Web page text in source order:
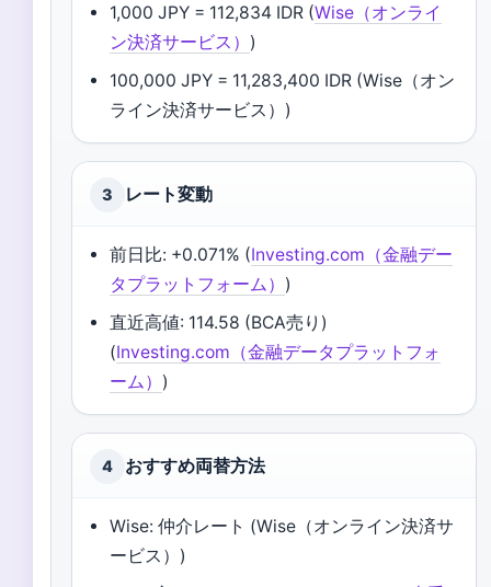
1,000 JPY = 112,834 IDR (Wise（オンライ
ン決済サービス） )
100,000 JPY = 11,283,400 IDR (Wise（オン
ライン決済サービス）)
3 レート変動
前日比: +0.071% (Investing.com（金融デー
タプラットフォーム） )
直近高値: 114.58 (BCA売り)
(Investing.com（金融データプラットフォ
ーム） )
4 おすすめ両替方法
Wise: 仲介レート (Wise（オンライン決済サ
ービス）)